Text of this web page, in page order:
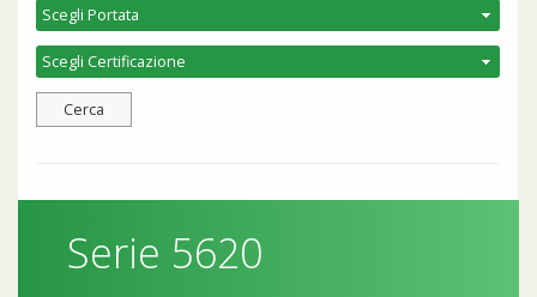
Serie 5620